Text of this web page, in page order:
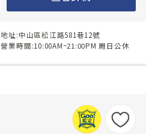
地址:中山區松江路581巷12號
營業時間:10:00AM~21:00PM 周日公休